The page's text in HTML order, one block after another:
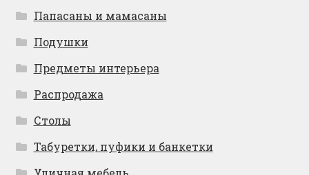
Папасаны и мамасаны
Подушки
Предметы интерьера
Распродажа
Столы
Табуретки, пуфики и банкетки